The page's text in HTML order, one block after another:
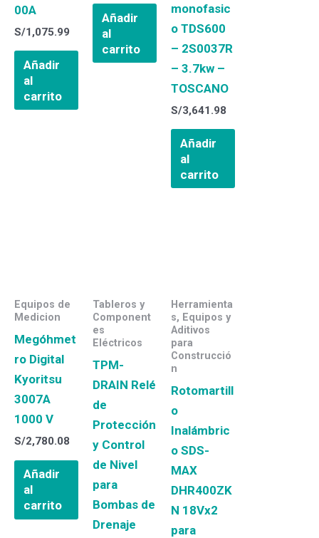
00A
S/1,075.99
Añadir
al
carrito
Añadir
al
carrito
monofasic
o TDS600
– 2S0037R
– 3.7kw –
TOSCANO
S/3,641.98
Añadir
al
carrito
Equipos de
Medicion
Megóhmet
ro Digital
Kyoritsu
3007A
1000 V
S/2,780.08
Añadir
al
carrito
Tableros y
Component
es
Eléctricos
TPM-
DRAIN Relé
de
Protección
y Control
de Nivel
para
Bombas de
Drenaje
Herramienta
s, Equipos y
Aditivos
para
Construcció
n
Rotomartill
o
Inalámbric
o SDS-
MAX
DHR400ZK
N 18Vx2
para